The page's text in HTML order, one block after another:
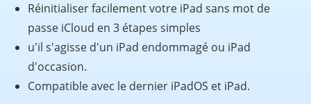
Réinitialiser facilement votre iPad sans mot de
passe iCloud en 3 étapes simples
u'il s'agisse d'un iPad endommagé ou iPad
d'occasion.
Compatible avec le dernier iPadOS et iPad.